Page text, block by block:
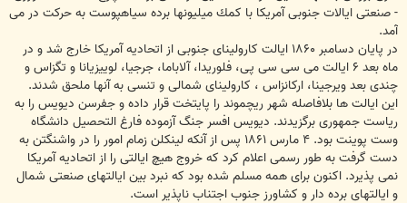
- صنعتى ايالات جنوبى آمريكا با كمك ميليونها برده سياهپوست به حركت در مى
آمد.
در پايان دسامبر ۱۸۶۰ ايالت كاروليناى جنوبى از اتحاديه آمريكا خارج شد و در
ماه بعد ۶ ايالت مى سى سى پى، فلوريدا، آلاباما، جرجيا، لوييزيانا و تگزاس و
چندى بعد ويرجينا، اركانزاس ، كاروليناى شمالى و تنسى به آنها ملحق شدند.
اين ايالت ها بلافاصله شهر ريچموند را پايتخت قرار داده و جفرسن ديويس را به
رياست جمهورى برگزيدند. ديويس افسر جنگ آزموده فارغ التحصيل دانشگاه
وست پوينت بود. ۴ مارس ۱۸۶۱ پس از آنكه لينكلن زمام امور را در واشنگتن به
دست گرفت به طور رسمى اعلام كرد كه خروج هيچ ايالتى را از اتحاديه آمريكا
نمى پذيرد. اكنون براى همه مسلم شده بود كه نبرد بين ايالتهاى صنعتى شمال
و ايالتهاى برده دار و كشاورز جنوب اجتناب ناپذير است.